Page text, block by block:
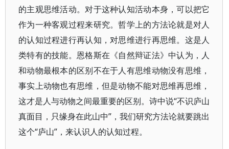
的主观思维活动。对于这种认知活动本身，可以把它
作为一种客观过程来研究。哲学上的方法论就是对人
的认知过程进行再认知，对思维进行再思维。这是人
类特有的技能。恩格斯在《自然辩证法》中认为，人
和动物最根本的区别不在于人有思维动物没有思维，
事实上动物也有思维，但是动物不能对思维再思维，
这才是人与动物之间最重要的区别。诗中说“不识庐山
真面目，只缘身在此山中”，我们研究方法论就要跳出
这个“庐山”，来认识人的认知过程。